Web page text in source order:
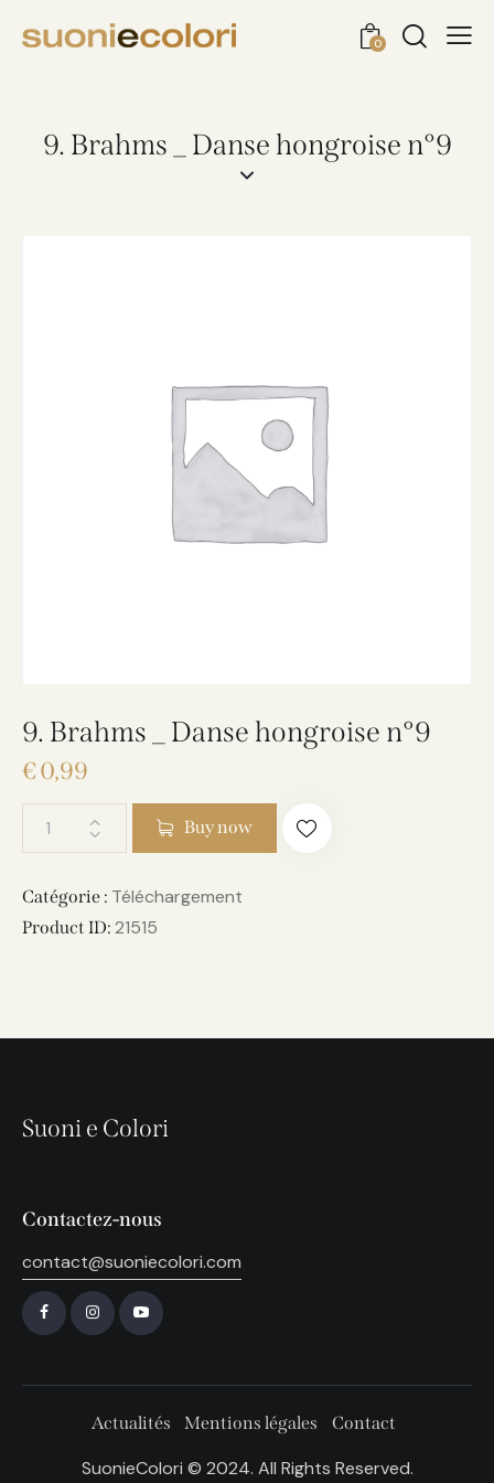
0
9. Brahms _ Danse hongroise n°9
9. Brahms _ Danse hongroise n°9
€0,99
Buy now
Catégorie : Téléchargement
Product ID: 21515
Suoni e Colori
Contactez-nous
contact@suoniecolori.com
Actualités Mentions légales Contact
SuonieColori © 2024. All Rights Reserved.